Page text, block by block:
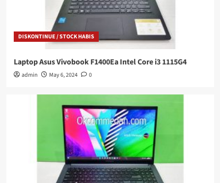
DISKONTINUE / STOCK HABIS
Laptop Asus Vivobook F1400Ea Intel Core i3 1115G4
admin May 6, 2024 0